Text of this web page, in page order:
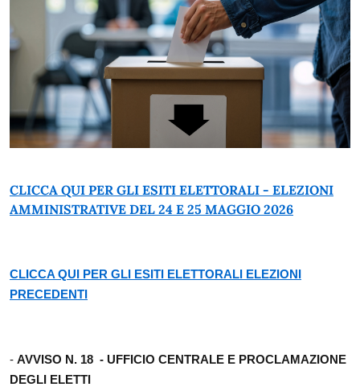
CLICCA QUI PER GLI ESITI ELETTORALI - ELEZIONI
AMMINISTRATIVE DEL 24 E 25 MAGGIO 2026
CLICCA QUI PER GLI ESITI ELETTORALI ELEZIONI
PRECEDENTI
- AVVISO N. 18 - UFFICIO CENTRALE E PROCLAMAZIONE
DEGLI ELETTI